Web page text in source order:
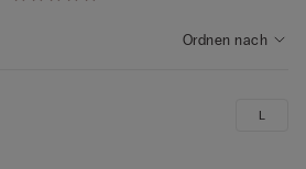
Ordnen nach
L